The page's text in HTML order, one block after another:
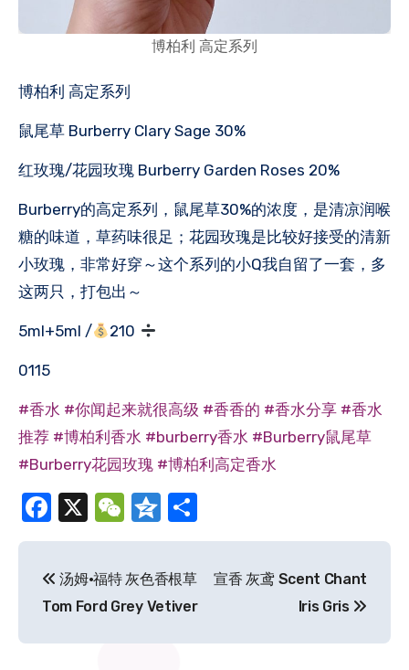
博柏利 高定系列
博柏利 高定系列
鼠尾草 Burberry Clary Sage 30%
红玫瑰/花园玫瑰 Burberry Garden Roses 20%
Burberry的高定系列，鼠尾草30%的浓度，是清凉润喉
糖的味道，草药味很足；花园玫瑰是比较好接受的清新
小玫瑰，非常好穿～这个系列的小Q我自留了一套，多
这两只，打包出～
5ml+5ml / 210
0115
#香水 #你闻起来就很高级 #香香的 #香水分享 #香水
推荐 #博柏利香水 #burberry香水 #Burberry鼠尾草
#Burberry花园玫瑰 #博柏利高定香水
Facebook
X WeChat
Qzone
享
章
导
汤姆·福特 灰色香根草
Tom Ford Grey Vetiver
宣香 灰鸢 Scent Chant
Iris Gris